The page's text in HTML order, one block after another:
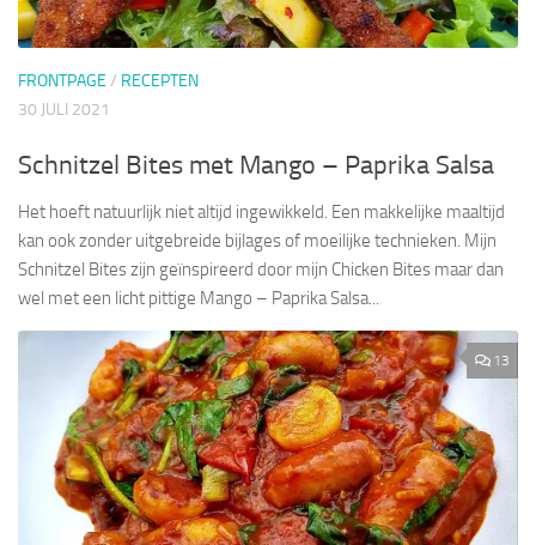
FRONTPAGE / RECEPTEN
30 JULI 2021
Schnitzel Bites met Mango – Paprika Salsa
Het hoeft natuurlijk niet altijd ingewikkeld. Een makkelijke maaltijd
kan ook zonder uitgebreide bijlages of moeilijke technieken. Mijn
Schnitzel Bites zijn geïnspireerd door mijn Chicken Bites maar dan
wel met een licht pittige Mango – Paprika Salsa...
13